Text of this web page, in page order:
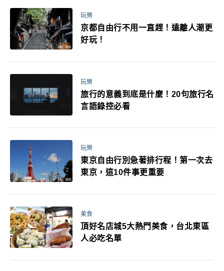
玩樂
京都自由行不用一直趕！遠離人潮更
好玩！
玩樂
旅行的意義到底是什麼！20句旅行名
言語錄控必看
玩樂
東京自由行別急著排行程！第一次去
東京，這10件事更重要
美食
頂好名店城5大熱門美食，台北東區
人必吃名單